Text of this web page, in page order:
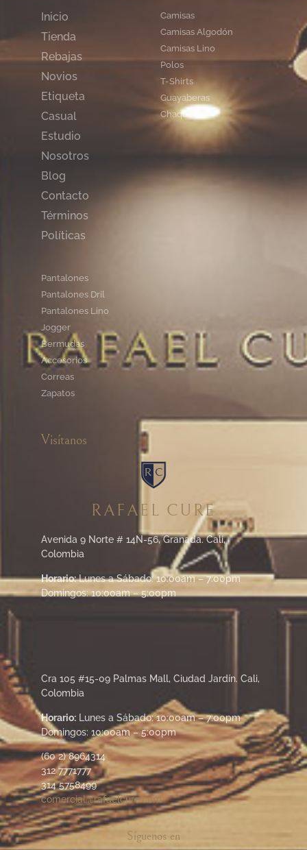
Inicio
Tienda
Rebajas
Novios
Etiqueta
Casual
Estudio
Nosotros
Blog
Contacto
Términos
Políticas
Camisas
Camisas Algodón
Camisas Lino
Polos
T-Shirts
Guayaberas
Chaquetas
Pantalones
Pantalones Dril
Pantalones Lino
Jogger
Bermudas
Accesorios
Correas
Zapatos
Visítanos
RAFAEL CURE
Avenida 9 Norte # 14N-56, Granada. Cali,
Colombia
Horario:Lunes a Sábado: 10:00am – 7:00pm
Domingos: 10:00am – 5:00pm
Cra 105 #15-09 Palmas Mall, Ciudad Jardín. Cali,
Colombia
Horario: Lunes a Sábado: 10:00am – 7:00pm
Domingos: 10:00am – 5:00pm
(60 2) 8964314
312 7771777
314 5758499
comercial@rafaelcure.com
Síguenos en